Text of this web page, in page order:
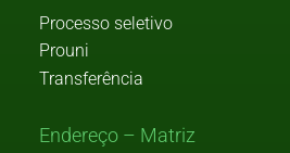
Processo seletivo
Prouni
Transferência
Endereço – Matriz